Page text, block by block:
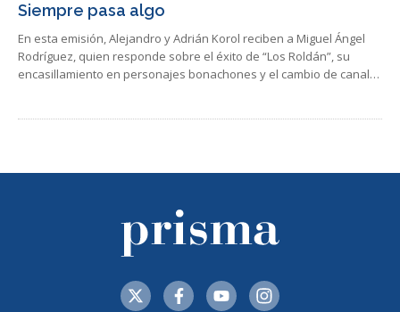
Siempre pasa algo
En esta emisión, Alejandro y Adrián Korol reciben a Miguel Ángel
Rodríguez, quien responde sobre el éxito de “Los Roldán”, su
encasillamiento en personajes bonachones y el cambio de canal…